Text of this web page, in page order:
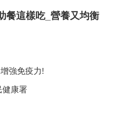
餐這樣吃_營養又均衡
增強免疫力!
健康署